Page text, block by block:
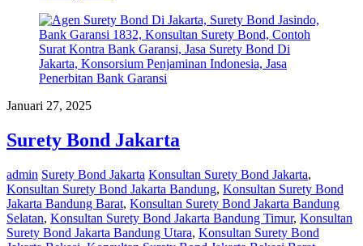
Januari 27, 2025
Surety Bond Jakarta
admin Surety Bond Jakarta Konsultan Surety Bond Jakarta,
Konsultan Surety Bond Jakarta Bandung, Konsultan Surety Bond
Jakarta Bandung Barat, Konsultan Surety Bond Jakarta Bandung
Selatan, Konsultan Surety Bond Jakarta Bandung Timur, Konsultan
Surety Bond Jakarta Bandung Utara, Konsultan Surety Bond